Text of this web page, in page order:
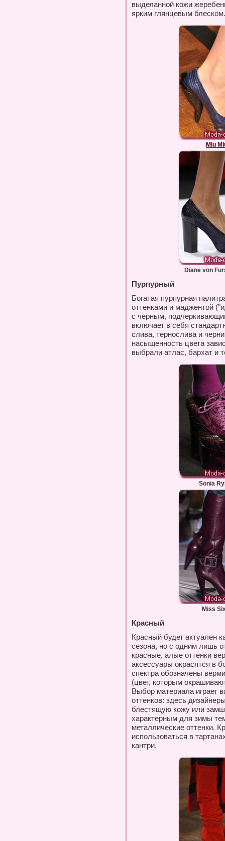
выделанной кожи
ярким глянцевым блеском.
Miu
Diane von
Пурпурный
Богатая пурпурная
оттенками и маджентой
с черным,
включает в себя
слива, тернослива и
насыщенность цвета
выбрали атлас, бархат и
Sonia
Miss
Красный
Красный будет актуален
сезона, но с одним лишь
красные, алые оттенки
аксессуары окрасятся в
спектра обозначены
(цвет, которым
Выбор материала играет
оттенков: здесь
блестящую кожу или
характерным для зимы
металлические оттенки.
использоваться в
кантри.